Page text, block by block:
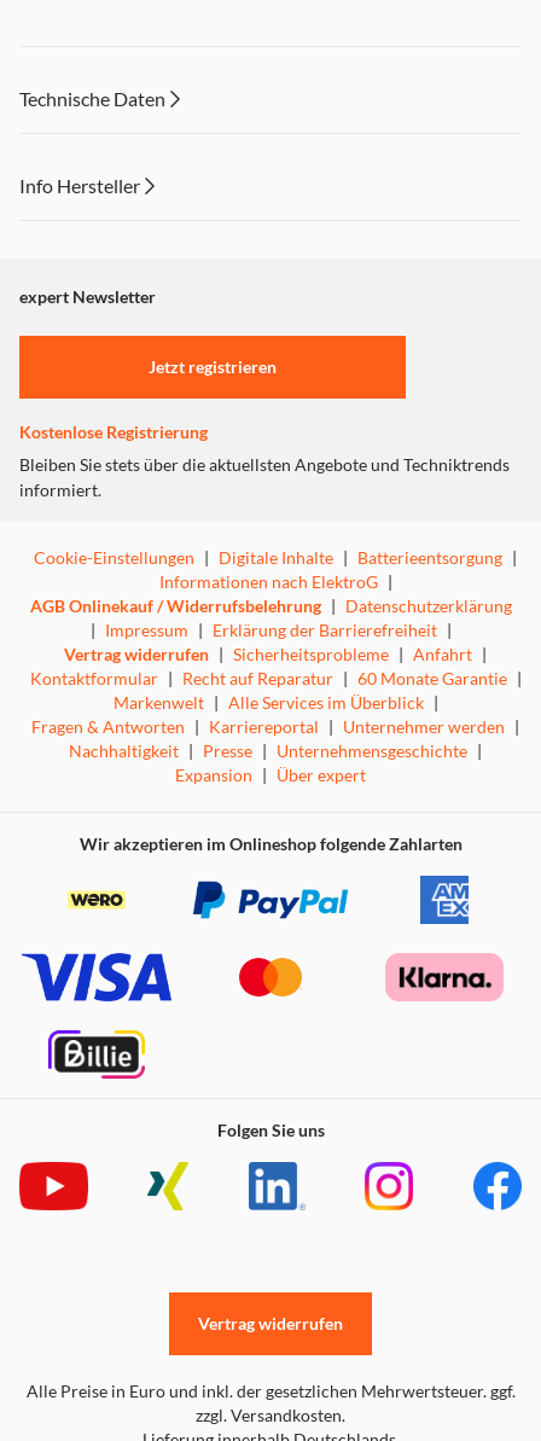
Technische Daten
Info Hersteller
"Marketing".
Einstellungen anpassen
expert Newsletter
Jetzt registrieren
Kostenlose Registrierung
Bleiben Sie stets über die aktuellsten Angebote und Techniktrends
informiert.
Cookie-Einstellungen | Digitale Inhalte | Batterieentsorgung |
Informationen nach ElektroG |
AGB Onlinekauf / Widerrufsbelehrung | Datenschutzerklärung
| Impressum | Erklärung der Barrierefreiheit |
Vertrag widerrufen | Sicherheitsprobleme | Anfahrt |
Kontaktformular | Recht auf Reparatur | 60 Monate Garantie |
Markenwelt | Alle Services im Überblick |
Fragen & Antworten | Karriereportal | Unternehmer werden |
Nachhaltigkeit | Presse | Unternehmensgeschichte |
Expansion | Über expert
Wir akzeptieren im Onlineshop folgende Zahlarten
Folgen Sie uns
Alle Preise in Euro und inkl. der gesetzlichen Mehrwertsteuer. ggf.
zzgl. Versandkosten.
Vertrag widerrufen